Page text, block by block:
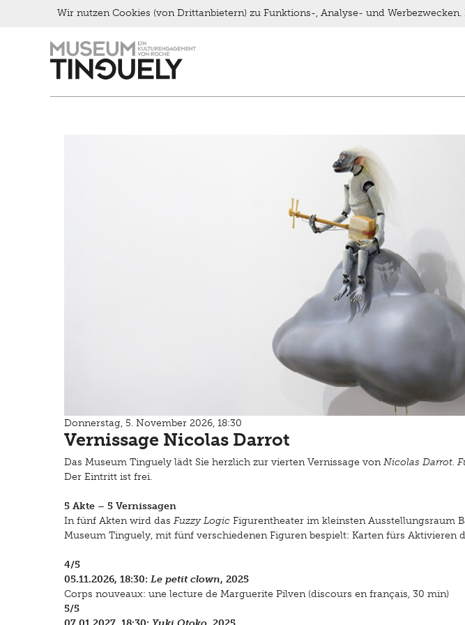
Hauptnavigation
Donnerstag, 5. November 2026, 18:30
Vernissage Nicolas Darrot
Das Museum Tinguely lädt Sie herzlich zur vierten Vernissage vonNicolas Darrot.
Der Eintritt ist frei.
5 Akte – 5 Vernissagen
In fünf Akten wird das Fuzzy Logic Figurentheater im kleinsten Ausstellungsraum
Museum Tinguely, mit fünf verschiedenen Figuren bespielt: Karten fürs Aktivieren
4/5
05.11.2026, 18:30: Le petit clown, 2025
Corps nouveaux: une lecture de Marguerite Pilven (discours en français, 30 min)
5/5
Wir nutzen Cookies (von Drittanbietern) zu Funktions-, Analyse- und